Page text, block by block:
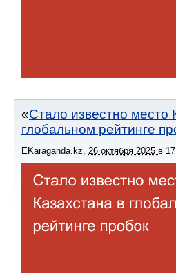
Стало известно место
глобальном рейтинге
EKaraganda.kz, 26 октября 2025 в